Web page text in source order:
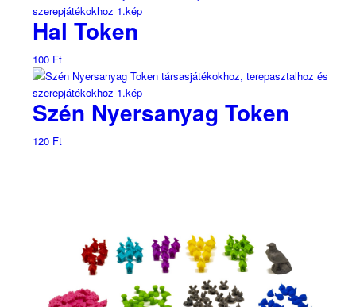
Hal Token
100 Ft
Szén Nyersanyag Token
120 Ft